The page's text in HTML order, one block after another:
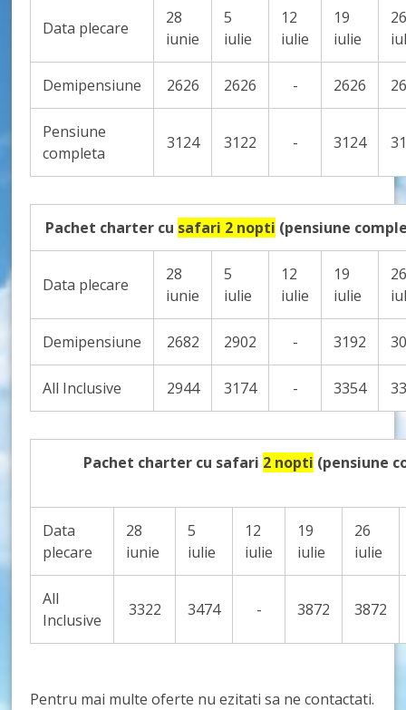
Data plecare
28
iunie
5
iulie
12
iulie
19
iulie
Demipensiune 2626 2626 - 2626
Pensiune
completa
3124 3122 - 3124
Pachet charter cu safari 2 nopti (pensiune
Data plecare
28
iunie
5
iulie
12
iulie
19
iulie
Demipensiune 2682 2902 - 3192
All Inclusive 2944 3174 - 3354
Pachet charter cu safari 2 nopti (pensiune
Data
plecare
28
iunie
5
iulie
12
iulie
19
iulie
26
iulie
All
Inclusive
3322 3474 - 3872 3872
Pentru mai multe oferte nu ezitati sa ne contactati.